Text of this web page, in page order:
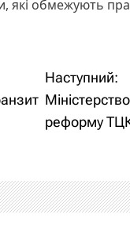
обмежують
Наступний:
реформу